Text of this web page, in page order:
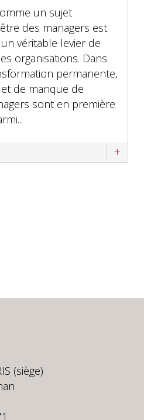
un sujet
des managers est
véritable levier de
organisations. Dans
permanente,
de manque de
sont en première
(siège)